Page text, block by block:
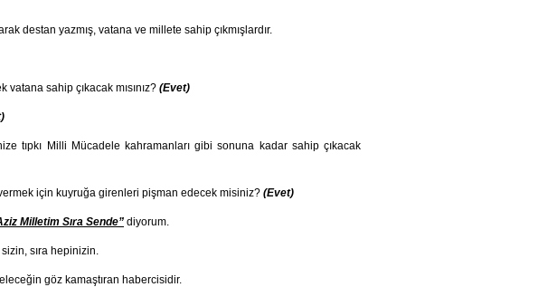
destan yazmış, vatana ve millete sahip çıkmışlardır.
vatana sahip çıkacak mısınız? (Evet)
tıpkı Milli Mücadele kahramanları gibi sonuna kadar sahip çıkacak
için kuyruğa girenleri pişman edecek misiniz? (Evet)
Milletim Sıra Sende” diyorum.
sıra hepinizin.
göz kamaştıran habercisidir.